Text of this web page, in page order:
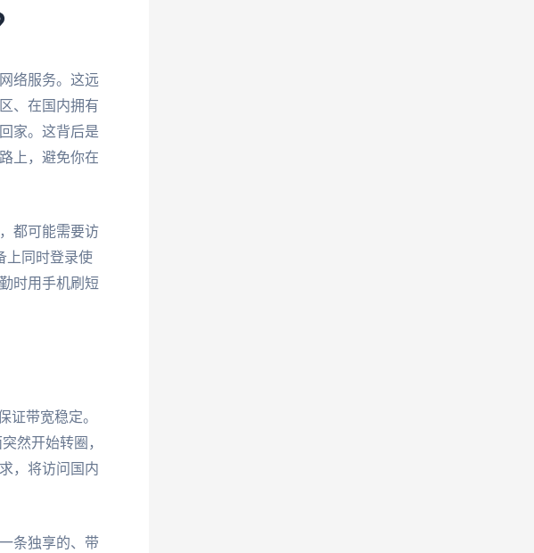
络服务。这远
、在国内拥有
家。这背后是
上，避免你在
都可能需要访
上同时登录使
时用手机刷短
证带宽稳定。
然开始转圈，
，将访问国内
条独享的、带